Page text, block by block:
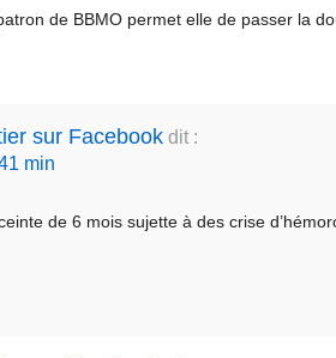
de BBMO permet elle de passer la
sur Facebook dit :
min
de 6 mois sujette à des crise